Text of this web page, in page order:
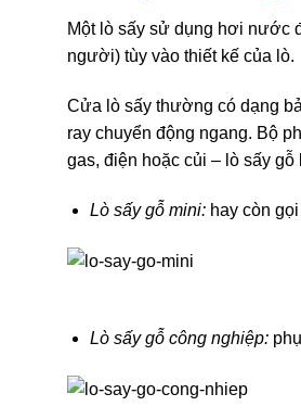
Một lò sấy sử dụng hơi nước
người) tùy vào thiết kế của lò.
Cửa lò sấy thường có dạng
ray chuyển động ngang. Bộ
gas, điện hoặc củi – lò sấy
Lò sấy gỗ mini:hay còn gọi
Lò sấy gỗ công nghiệp: